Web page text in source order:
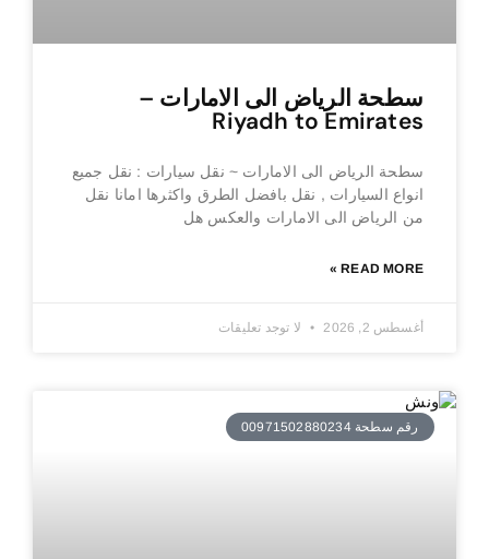
سطحة الرياض الى الامارات –
Riyadh to Emirates
سطحة الرياض الى الامارات ~ نقل سيارات : نقل جميع
انواع السيارات , نقل بافضل الطرق واكثرها امانا نقل
من الرياض الى الامارات والعكس هل
READ MORE »
أغسطس 2, 2026 لا توجد تعليقات
رقم سطحة 00971502880234